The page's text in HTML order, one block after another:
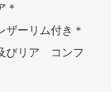
＊
ーリム付き＊
びリア コンフ